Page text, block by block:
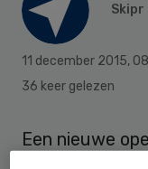
Skipr
11 december 2015,
36 keer gelezen
Een nieuwe